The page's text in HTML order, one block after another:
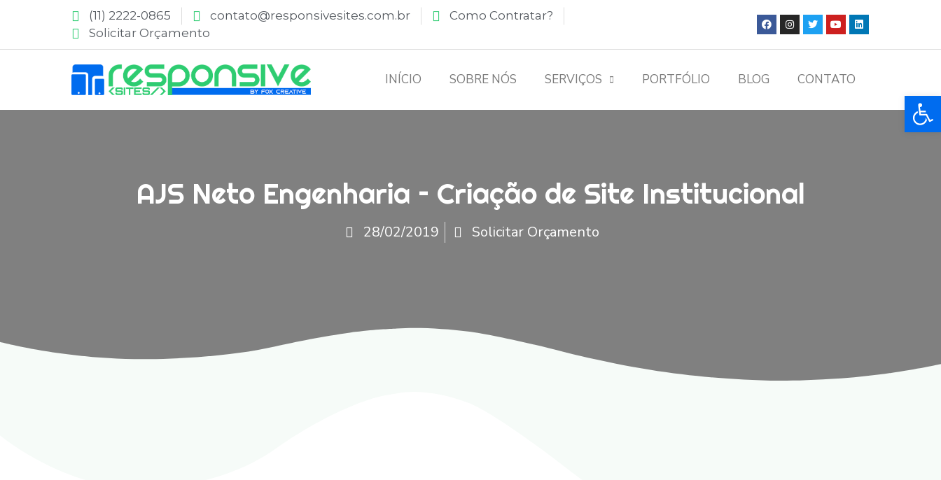
(11) 2222-0865 contato@responsivesites.com.br
Como Contratar?
Solicitar Orçamento
INÍCIO SOBRE NÓS SERVIÇOS PORTFÓLIO BLOG CONTATO
AJS Neto Engenharia – Criação de Site Institucional
28/02/2019 Solicitar Orçamento